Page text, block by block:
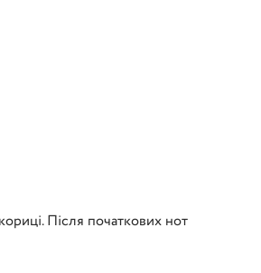
Після початкових нот